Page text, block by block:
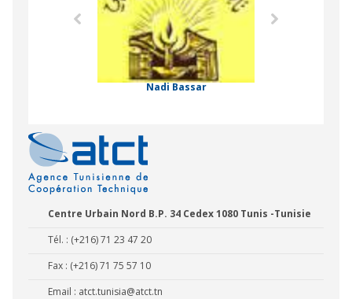
Nadi Bassar
Centre Urbain Nord B.P. 34 Cedex 1080 Tunis -Tunisie
Tél. : (+216) 71 23 47 20
Fax : (+216) 71 75 57 10
Email : atct.tunisia@atct.tn